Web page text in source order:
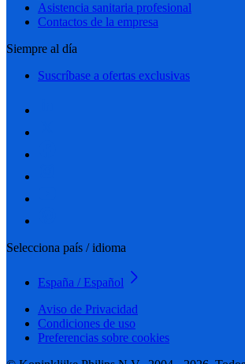
Asistencia sanitaria profesional
Contactos de la empresa
Siempre al día
Suscríbase a ofertas exclusivas
Selecciona país / idioma
España / Español
Aviso de Privacidad
Condiciones de uso
Preferencias sobre cookies